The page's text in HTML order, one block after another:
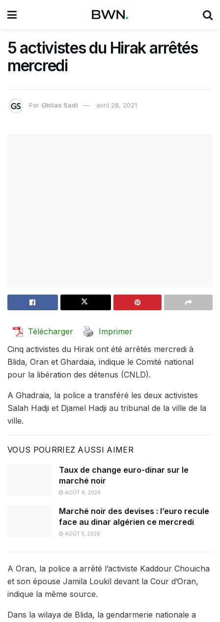
5 activistes du Hirak arrêtés
mercredi
Par Ghilas Sadi avril 28, 2021
Télécharger
Imprimer
Cinq activistes du Hirak ont été arrêtés mercredi à
Blida, Oran et Ghardaia, indique le Comité national
pour la libération des détenus (CNLD).
A Ghadraia, la police a transféré les deux activistes
Salah Hadji et Djamel Hadji au tribunal de la ville de la
ville.
VOUS POURRIEZ AUSSI AIMER
Taux de change euro-dinar sur le
marché noir
AOÛT 6, 2026
Marché noir des devises : l’euro recule
face au dinar algérien ce mercredi
AOÛT 5, 2026
A Oran, la police a arrêté l’activiste Kaddour Chouicha
et son épouse Jamila Loukil devant la Cour d’Oran,
indique la même source.
Dans la wilaya de Blida, la gendarmerie nationale a